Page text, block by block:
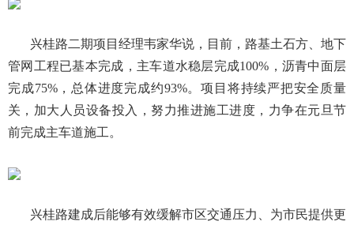
兴桂路二期项目经理韦家华说，目前，路基土石方、地下
管网工程已基本完成，主车道水稳层完成100%，沥青中面层
完成75%，总体进度完成约93%。项目将持续严把安全质量
关，加大人员设备投入，努力推进施工进度，力争在元旦节
前完成主车道施工。
兴桂路建成后能够有效缓解市区交通压力、为市民提供更